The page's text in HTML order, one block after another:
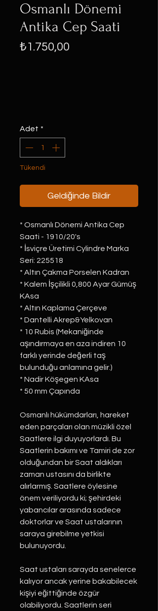
Osmanlı Dönemi
Antika Cep Saati
₺1.750,00
Adet *
Tükendi
Geldiğinde Bildir
* Osmanlı Dönemi Antika Cep
Saati - 1910/20's
* İsviçre Üretimi Cylindre Marka
Seri: 225518
* Altın Çakma Porselen Kadran
* Kalem İşçilikli 0,800 Ayar Gümüş
KAsa
* Altın Kaplama Çerçeve
* Dantelli Akrep&Yelkovan
* 10 Rubis (Mekaniğinde
aşındırmaya en aza indiren 10
farklı yerinde değerli taş
bulunduğu anlamına gelir.)
* Nadir Köşegen KAsa
* 50 mm Çapında
Osmanlı hükümdarları, hareket
eden parçaları olan müzikli özel
Saatlere ilgi duyuyorlardı. Bu
Saatlerin bakımı ve Tamiri de zor
olduğundan bir Saat aldıkları
zaman ustasını da birlikte
alırlarmış. Saatlere öylesine
önem veriliyordu ki; şehirdeki
yabancılar arasında sadece
doktorlar ve Saat ustalarının
saraya girebilme yetkisi
bulunuyordu.
Saat ustaları sarayda senelerce
kalıyor ancak yerine bakabilecek
kişiyi eğittiğinde özgür
olabiliyordu. Saatlerin seri